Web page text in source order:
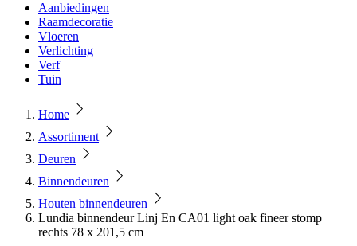
Aanbiedingen
Raamdecoratie
Vloeren
Verlichting
Verf
Tuin
Home
Assortiment
Deuren
Binnendeuren
Houten binnendeuren
Lundia binnendeur Linj En CA01 light oak fineer stomp
rechts 78 x 201,5 cm